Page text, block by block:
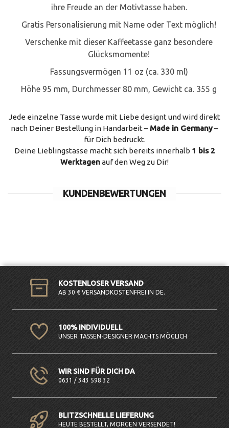
ihre Freude an der Motivtasse haben.
Gratis Personalisierung mit Name oder Text möglich!
Verschenke mit dieser Kaffeetasse ganz besondere
Glücksmomente!
Fassungsvermögen 11 oz (ca. 330 ml)
Höhe 95 mm, Durchmesser 80 mm, Gewicht ca. 355 g
Jede einzelne Tasse wurde mit Liebe designt und wird direkt
nach Deiner Bestellung in Handarbeit – Made in Germany–
für Dich bedruckt.
Deine Lieblingstasse macht sich bereits innerhalb 1 bis 2
Werktagenauf den Weg zu Dir!
KUNDENBEWERTUNGEN
KOSTENLOSER VERSAND
AB 30 € VERSANDKOSTENFREI IN DE.
100% INDIVIDUELL
UNSER TASSEN-DESIGNER MACHTS MÖGLICH
WIR SIND FÜR DICH DA
0631 / 343 598 32
BLITZSCHNELLE LIEFERUNG
HEUTE BESTELLT, MORGEN VERSENDET!